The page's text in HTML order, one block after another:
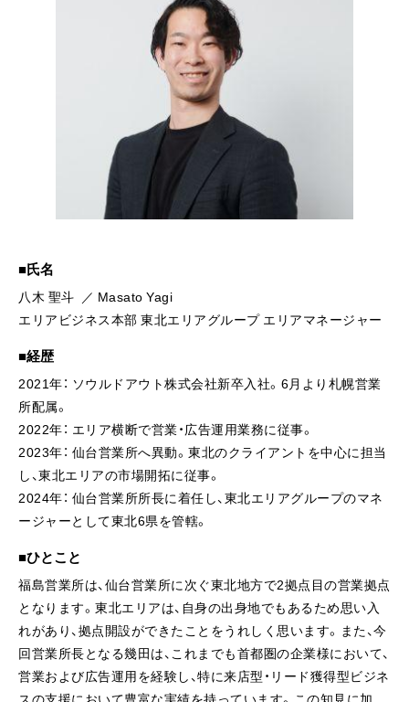
氏名
八木 聖斗 ／ Masato Yagi
エリアビジネス本部 東北エリアグループ エリアマネージャー
経歴
2021年： ソウルドアウト株式会社新卒入社。6月より札幌営業
所配属。
2022年： エリア横断で営業・広告運用業務に従事。
2023年： 仙台営業所へ異動。東北のクライアントを中心に担当
し、東北エリアの市場開拓に従事。
2024年： 仙台営業所所長に着任し、東北エリアグループのマネ
ージャーとして東北6県を管轄。
ひとこと
福島営業所は、仙台営業所に次ぐ東北地方で2拠点目の営業拠点
となります。東北エリアは、自身の出身地でもあるため思い入
れがあり、拠点開設ができたことをうれしく思います。また、今
回営業所長となる幾田は、これまでも首都圏の企業様において、
営業および広告運用を経験し、特に来店型・リード獲得型ビジネ
スの支援において豊富な実績を持っています。この知見に加